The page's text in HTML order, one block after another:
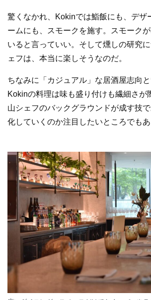
驚くなかれ、Kokinでは鮨飯にも、デザ
ームにも、スモークを施す。スモーク
いると言っていい。そして燻しの研究
ェフは、本当に楽しそうなのだ。
ちなみに「カジュアル」な居酒屋志向と
Kokinの料理は味も盛り付けも繊細さが
山シェフのバックグラウンドが成す技
化していくのか注目したいところでもあ